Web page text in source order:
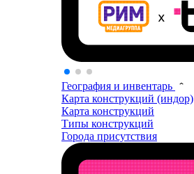
География и инвентарь
Карта конструкций (индор)
Карта конструкций
Типы конструкций
Города присутствия